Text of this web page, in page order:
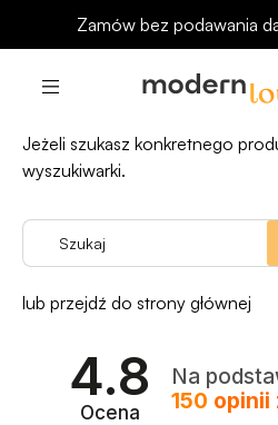
Zamów bez podawania
Strona o podanym
Przepraszamy, strona której
Jeżeli szukasz konkretnego
wyszukiwarki.
lub przejdź do strony głównej
4.8
Ocena
Na
150 opinii